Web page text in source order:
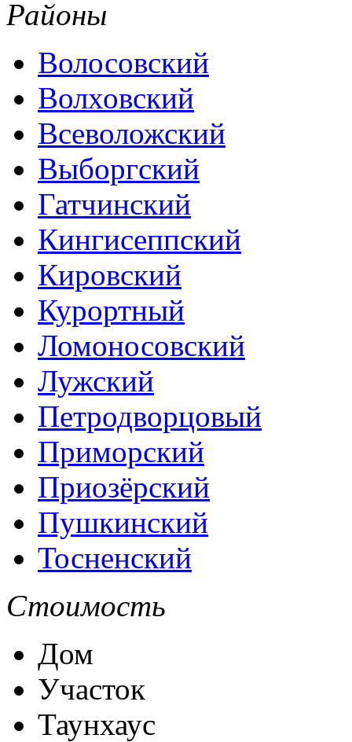
Районы
Волосовский
Волховский
Всеволожский
Выборгский
Гатчинский
Кингисеппский
Кировский
Курортный
Ломоносовский
Лужский
Петродворцовый
Приморский
Приозёрский
Пушкинский
Тосненский
Стоимость
Дом
Участок
Таунхаус